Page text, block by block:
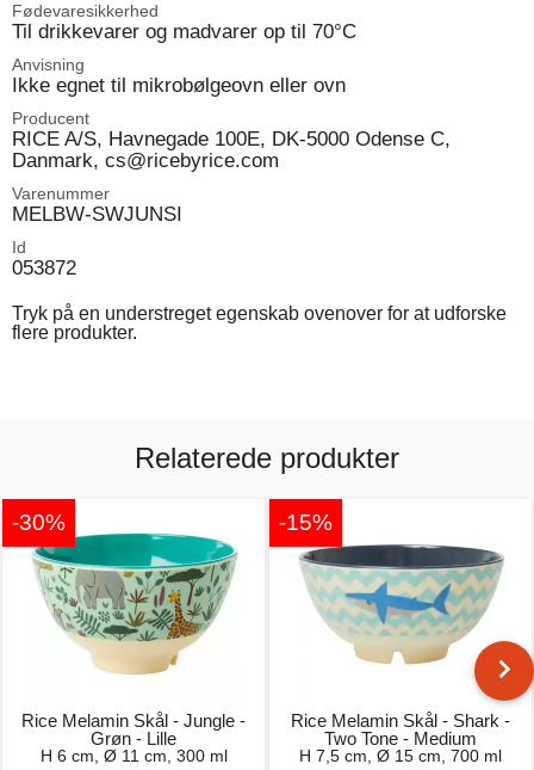
Fødevaresikkerhed
Til drikkevarer og madvarer op til 70°C
Anvisning
Ikke egnet til mikrobølgeovn eller ovn
Producent
RICE A/S, Havnegade 100E, DK-5000 Odense C,
Danmark, cs@ricebyrice.com
Varenummer
MELBW-SWJUNSI
Id
053872
Tryk på en understreget egenskab ovenover for at udforske
flere produkter.
Relaterede produkter
-30%
Rice Melamin Skål - Jungle -
Grøn - Lille
H 6 cm, Ø 11 cm, 300 ml
-15%
Rice Melamin Skål - Shark -
Two Tone - Medium
H 7,5 cm, Ø 15 cm, 700 ml